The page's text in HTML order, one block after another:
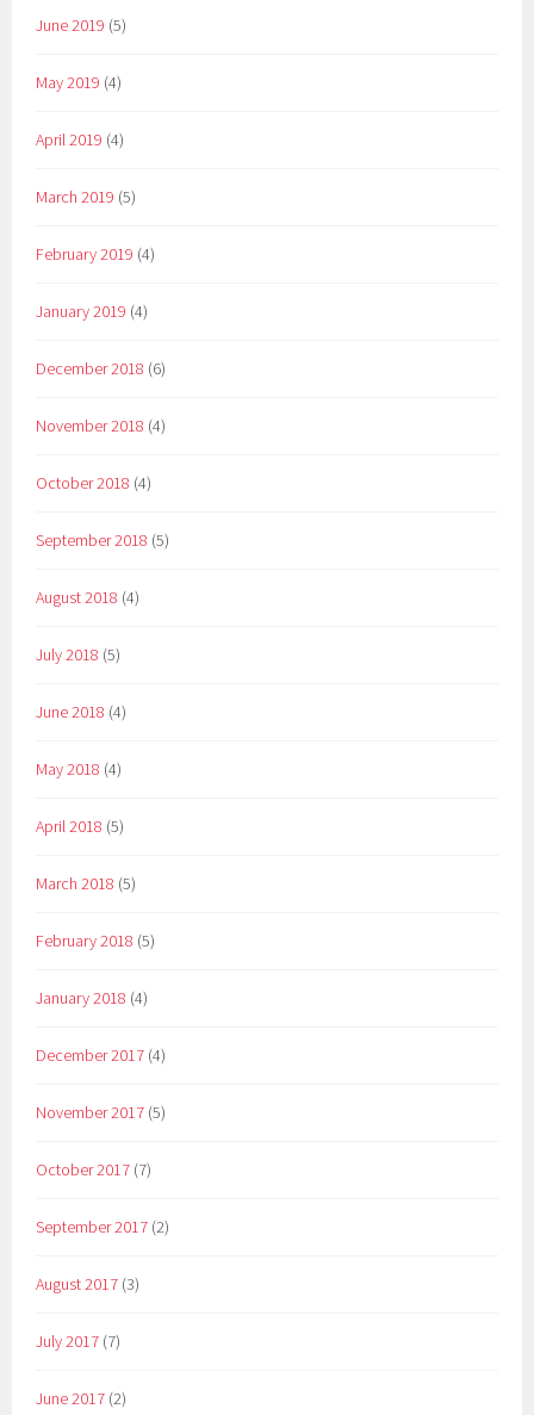
June 2019 (5)
May 2019 (4)
April 2019 (4)
March 2019 (5)
February 2019 (4)
January 2019 (4)
December 2018 (6)
November 2018 (4)
October 2018 (4)
September 2018 (5)
August 2018 (4)
July 2018 (5)
June 2018 (4)
May 2018 (4)
April 2018 (5)
March 2018 (5)
February 2018 (5)
January 2018 (4)
December 2017 (4)
November 2017 (5)
October 2017 (7)
September 2017 (2)
August 2017 (3)
July 2017 (7)
June 2017 (2)